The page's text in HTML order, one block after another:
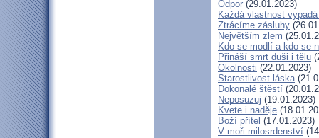
Odpor (29.01.2023)
Každá vlastnost
Ztrácíme zásluhy
Největším zlem
Kdo se modlí a kdo se
Přináší smrt duši i tělu
Okolnosti (22.01.2023)
Starostlivost láska
Dokonalé štěstí
Neposuzuj (19.01.2023)
Kvete i naděje
Boží přítel (17.01.2023)
V moři milosrdenství